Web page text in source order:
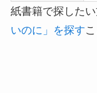
紙書籍で探した
いのに」を探す